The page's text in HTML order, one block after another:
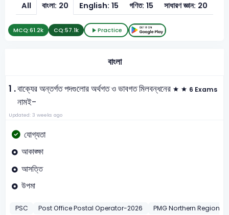
All বাংলা: 20 English: 15 গণিত: 15 সাধারণ জ্ঞান: 20
MCQ:61.2k CQ:57.1k Practice
বাংলা
1 .বাক্যের অন্তর্গত পদগুলোর অর্থগত ও ভাবগত মিলবন্ধনের
নামই-
6 Exams
Updated: 3 weeks ago
যোগ্যতা
আকাঙ্ক্ষা
আসত্তি
উপমা
PSC Post Office Postal Operator-2026 PMG Northern Region